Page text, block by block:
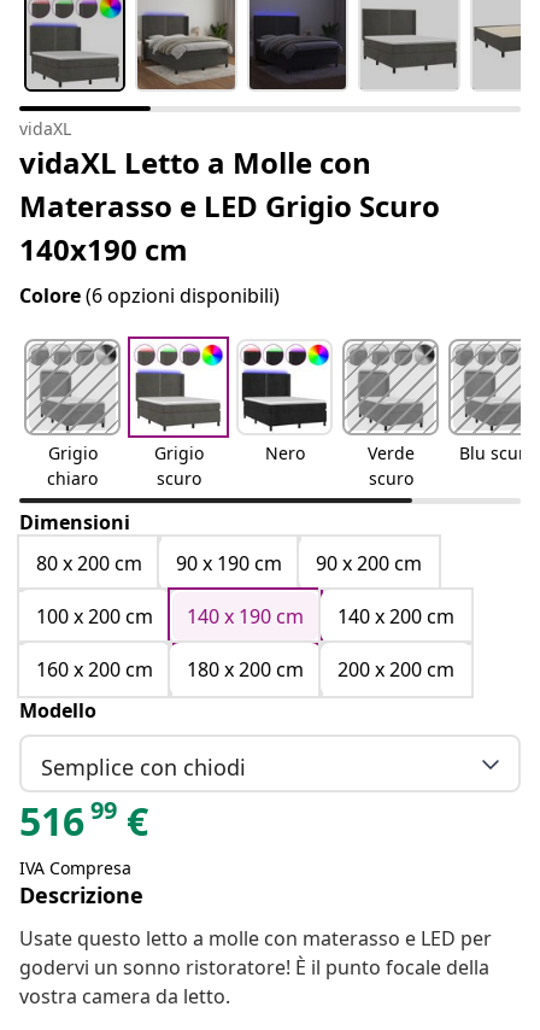
vidaXL
vidaXL Letto a Molle con
Materasso e LED Grigio Scuro
140x190 cm
Colore(6 opzioni disponibili)
Grigio
chiaro
Grigio
scuro
Nero
Verde
scuro
Blu scuro
Dimensioni
80 x 200 cm
90 x 190 cm
90 x 200 cm
100 x 200 cm
140 x 190 cm
140 x 200 cm
160 x 200 cm
180 x 200 cm
200 x 200 cm
Modello
Semplice con chiodi
51699 €
IVA Compresa
Descrizione
Usate questo letto a molle con materasso e LED per
godervi un sonno ristoratore! È il punto focale della
vostra camera da letto.